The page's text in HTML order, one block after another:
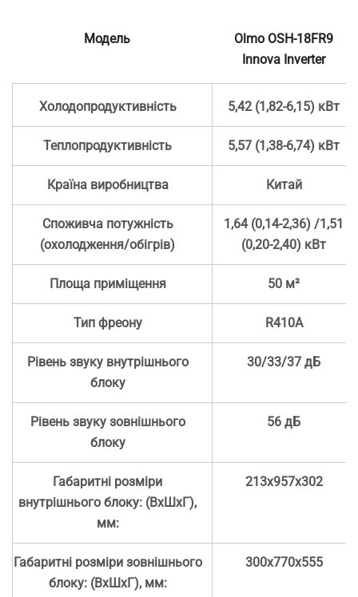
Модель
Olmo OSH-18FR9
Innova Inverter
Холодопродуктивність 5,42 (1,82-6,15) кВт
Теплопродуктивність 5,57 (1,38-6,74) кВт
Країна виробництва Китай
Споживча потужність
(охолодження/обігрів)
1,64 (0,14-2,36) /1,51
(0,20-2,40) кВт
Площа приміщення 50 м²
Тип фреону R410А
Рівень звуку внутрішнього
блоку
30/33/37 дБ
Рівень звуку зовнішнього
блоку
56 дБ
Габаритні розміри
внутрішнього блоку: (ВхШхГ),
мм:
213х957х302
Габаритні розміри зовнішнього
блоку: (ВхШхГ), мм:
300х770х555